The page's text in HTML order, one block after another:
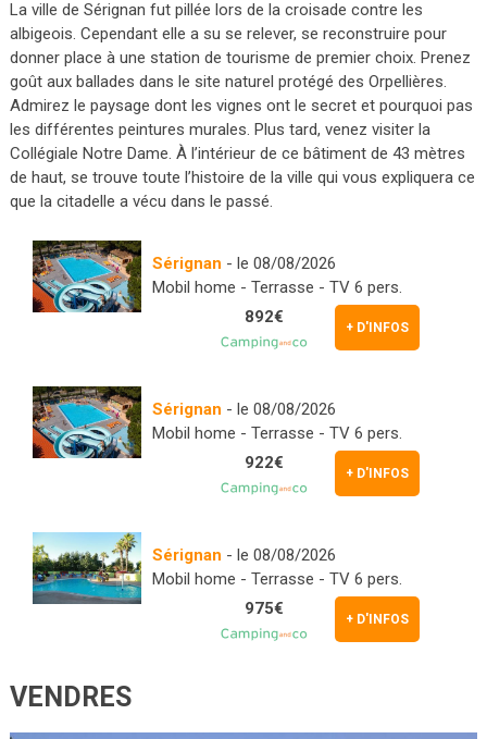
La ville de Sérignan fut pillée lors de la croisade contre les
albigeois. Cependant elle a su se relever, se reconstruire pour
donner place à une station de tourisme de premier choix. Prenez
goût aux ballades dans le site naturel protégé des Orpellières.
Admirez le paysage dont les vignes ont le secret et pourquoi pas
les différentes peintures murales. Plus tard, venez visiter la
Collégiale Notre Dame. À l’intérieur de ce bâtiment de 43 mètres
de haut, se trouve toute l’histoire de la ville qui vous expliquera ce
que la citadelle a vécu dans le passé.
Sérignan - le 08/08/2026
Mobil home - Terrasse - TV 6 pers.
+ D'INFOS
892€
Sérignan - le 08/08/2026
Mobil home - Terrasse - TV 6 pers.
+ D'INFOS
922€
Sérignan - le 08/08/2026
Mobil home - Terrasse - TV 6 pers.
+ D'INFOS
975€
VENDRES